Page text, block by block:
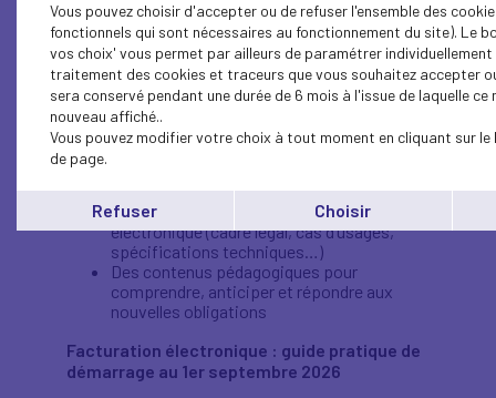
de leurs meilleurs efforts, en cas de blocages
systémiques.
Cette page est à votre disposition
Pour les Medef Territoriaux, les organisations
professionnelles et les entreprises, cette page
vous offre :
Un accès rapide aux principales sources
utiles pour déployer la facturation
électronique (cadre légal, cas d’usages,
spécifications techniques…)
Des contenus pédagogiques pour
comprendre, anticiper et répondre aux
nouvelles obligations
Facturation électronique : guide pratique de
démarrage au 1er septembre 2026
Vous pouvez choisir d'accepter ou de refuser l'ensemble des
fonctionnels qui sont nécessaires au fonctionnement du site). Le
vos choix' vous permet par ailleurs de paramétrer
traitement des cookies et traceurs que vous souhaitez accepter
sera conservé pendant une durée de 6 mois à l'issue de laquelle ce
nouveau affiché..
Vous pouvez modifier votre choix à tout moment en cliquant sur le
de page.
Refuser Choisir